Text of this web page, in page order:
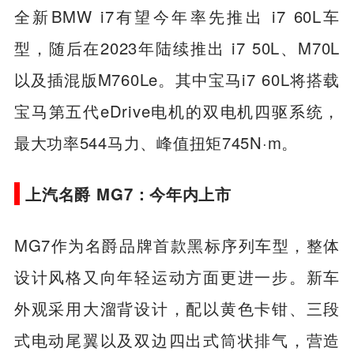
全新BMW i7有望今年率先推出 i7 60L车
型，随后在2023年陆续推出 i7 50L、M70L
以及插混版M760Le。其中宝马i7 60L将搭载
宝马第五代eDrive电机的双电机四驱系统，
最大功率544马力、峰值扭矩745N·m。
上汽名爵 MG7：今年内上市
MG7作为名爵品牌首款黑标序列车型，整体
设计风格又向年轻运动方面更进一步。新车
外观采用大溜背设计，配以黄色卡钳、三段
式电动尾翼以及双边四出式筒状排气，营造